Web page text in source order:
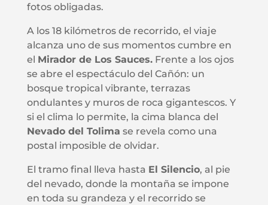
fotos obligadas.
A los 18 kilómetros de recorrido, el viaje
alcanza uno de sus momentos cumbre en
el Mirador de Los Sauces.Frente a los ojos
se abre el espectáculo del Cañón: un
bosque tropical vibrante, terrazas
ondulantes y muros de roca gigantescos. Y
si el clima lo permite, la cima blanca del
Nevado del Tolima se revela como una
postal imposible de olvidar.
El tramo final lleva hasta El Silencio, al pie
del nevado, donde la montaña se impone
en toda su grandeza y el recorrido se